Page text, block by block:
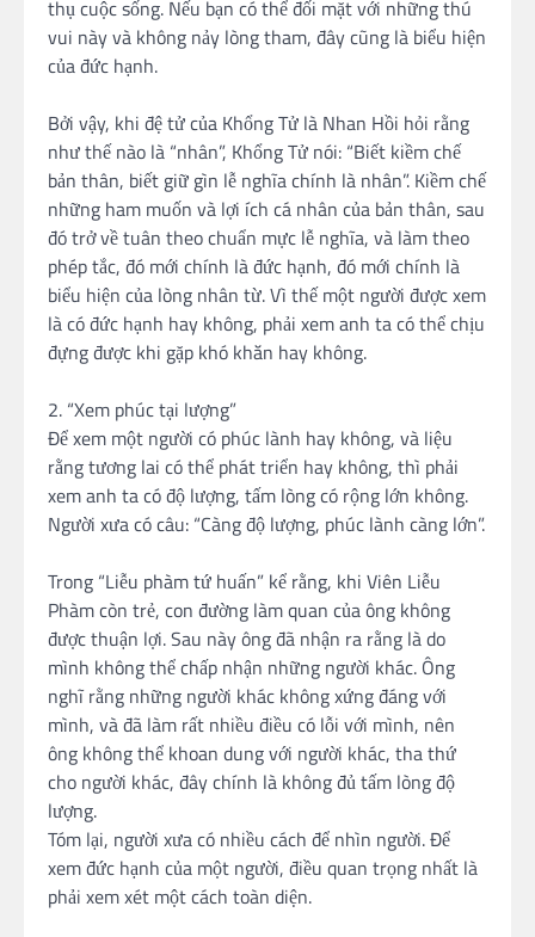
thụ cuộc sống. Nếu bạn có thể đối mặt với những thú
vui này và không nảy lòng tham, đây cũng là biểu hiện
của đức hạnh.
Bởi vậy, khi đệ tử của Khổng Tử là Nhan Hồi hỏi rằng
như thế nào là “nhân”, Khổng Tử nói: “Biết kiềm chế
bản thân, biết giữ gìn lễ nghĩa chính là nhân”. Kiềm chế
những ham muốn và lợi ích cá nhân của bản thân, sau
đó trở về tuân theo chuẩn mực lễ nghĩa, và làm theo
phép tắc, đó mới chính là đức hạnh, đó mới chính là
biểu hiện của lòng nhân từ. Vì thế một người được xem
là có đức hạnh hay không, phải xem anh ta có thể chịu
đựng được khi gặp khó khăn hay không.
2. “Xem phúc tại lượng”
Để xem một người có phúc lành hay không, và liệu
rằng tương lai có thể phát triển hay không, thì phải
xem anh ta có độ lượng, tấm lòng có rộng lớn không.
Người xưa có câu: “Càng độ lượng, phúc lành càng lớn”.
Trong “Liễu phàm tứ huấn” kể rằng, khi Viên Liễu
Phàm còn trẻ, con đường làm quan của ông không
được thuận lợi. Sau này ông đã nhận ra rằng là do
mình không thể chấp nhận những người khác. Ông
nghĩ rằng những người khác không xứng đáng với
mình, và đã làm rất nhiều điều có lỗi với mình, nên
ông không thể khoan dung với người khác, tha thứ
cho người khác, đây chính là không đủ tấm lòng độ
lượng.
Tóm lại, người xưa có nhiều cách để nhìn người. Để
xem đức hạnh của một người, điều quan trọng nhất là
phải xem xét một cách toàn diện.